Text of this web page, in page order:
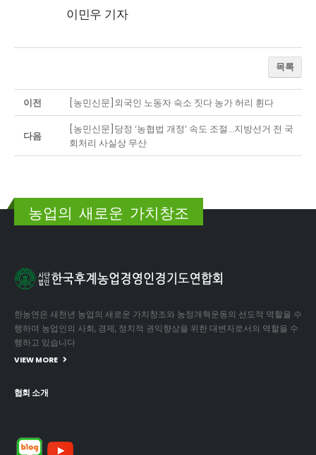
이민우 기자
목록
이전 [농민신문]외국인 노동자 숙소 짓다 농가 허리 휜다
다음
[농민신문]당정 ‘농협법 개정’ 속도 조절…지방선거 전 국
회처리 사실상 무산
농업의 새로운 가치창조
한농연은 새천년 농업의 새로운 가치창조와 농정개혁운동의 선도적 역할을 수
행하며 농업인의 사회, 경제, 정치적 권익향상을 위한 대변자로서의 역할을 수
행하고 있습니다
VIEW MORE
협회 소개